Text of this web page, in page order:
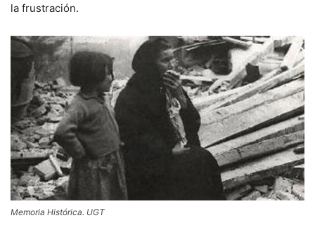
la frustración.
Memoria Histórica. UGT